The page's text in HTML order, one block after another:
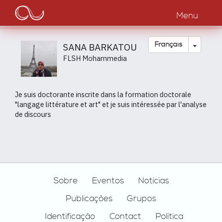
contenu
principal
Main
navigation
Menu
Français Toggle
SANA BARKATOU
FLSH Mohammedia
Je suis doctorante inscrite dans la formation doctorale
"langage littérature et art" et je suis intéressée par l'analyse
de discours
Sobre Eventos
Notícias
Publicações
Grupos
Identificação
Contact
Política